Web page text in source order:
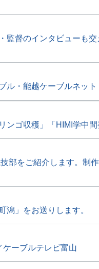
督のインタビューも交
ル・能越ケーブルネット
ンゴ収穫」「HIMI学中
部をご紹介します。制
潟」をお送りします。
ケーブルテレビ富山